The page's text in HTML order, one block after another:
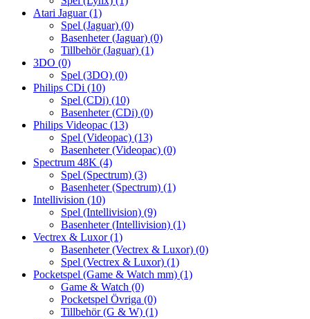
Atari Jaguar(1)
Spel (Jaguar) (0)
Basenheter (Jaguar) (0)
Tillbehör (Jaguar) (1)
3DO (0)
Spel (3DO) (0)
Philips CDi (10)
Spel (CDi) (10)
Basenheter (CDi) (0)
Philips Videopac (13)
Spel (Videopac) (13)
Basenheter (Videopac) (0)
Spectrum 48K (4)
Spel (Spectrum) (3)
Basenheter (Spectrum) (1)
Intellivision (10)
Spel (Intellivision) (9)
Basenheter (Intellivision) (1)
Vectrex & Luxor(1)
Basenheter (Vectrex & Luxor) (0)
Spel (Vectrex & Luxor) (1)
Pocketspel (Game & Watch mm) (1)
Game & Watch (0)
Pocketspel Övriga (0)
Tillbehör (G & W) (1)